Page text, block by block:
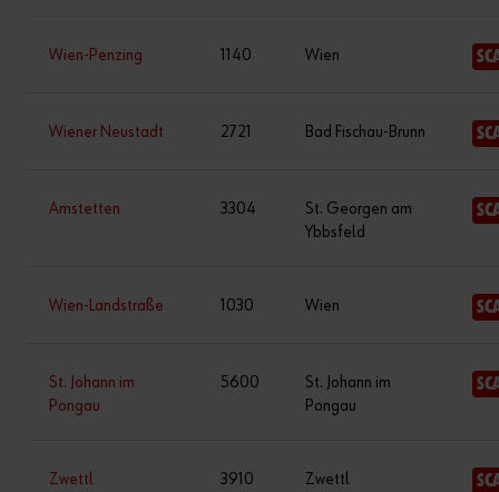
Wien-Penzing 1140 Wien
Wiener Neustadt 2721 Bad Fischau-Brunn
Amstetten 3304
St. Georgen am
Ybbsfeld
Wien-Landstraße 1030 Wien
St. Johann im
Pongau
5600
St. Johann im
Pongau
Zwettl 3910 Zwettl